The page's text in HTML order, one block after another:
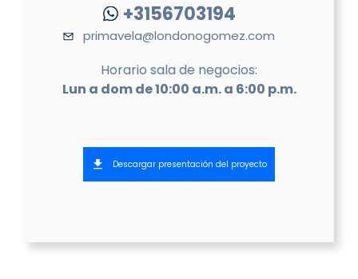
+3156703194
primavela@londonogomez.com
Horario sala de negocios:
Lun a dom de 10:00 a.m. a 6:00 p.m.
Descargar presentación del proyecto